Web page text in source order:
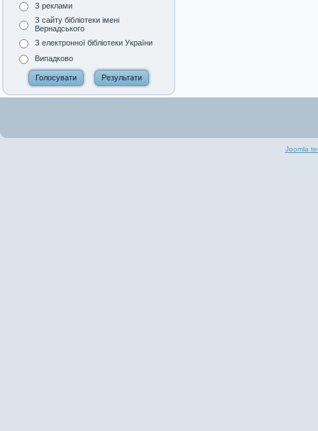
З реклами
З сайту бібліотеки імені
Вернадського
З електронної бібліотеки України
Випадково
Joomla